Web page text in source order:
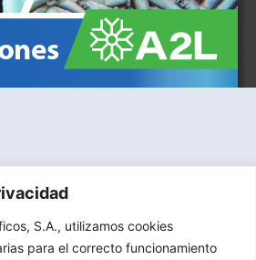
S.A., utilizamos cookies
para el correcto funcionamiento
y accesorios para
industrial y climatización.